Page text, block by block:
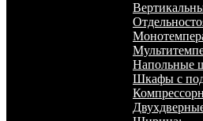
Напольные
Шкафы с